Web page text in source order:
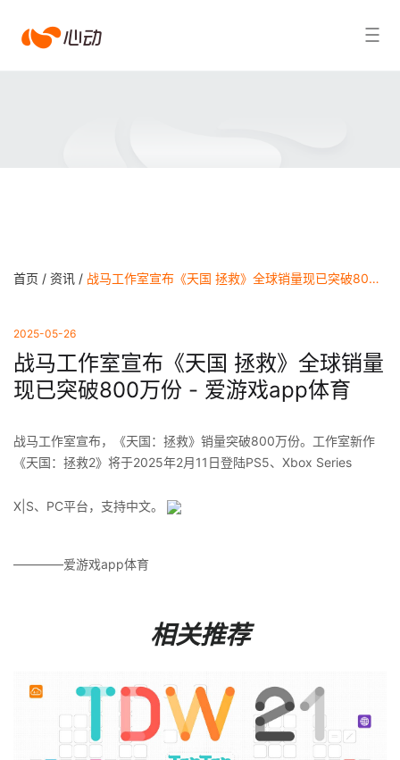
爱搜索结果
首页 / 资讯 / 战马工作室宣布《天国 拯救》全球销量现已突破800万份 - 爱游戏app体育
2025-05-26
战马工作室宣布《天国 拯救》全球销量
现已突破800万份 - 爱游戏app体育
战马工作室宣布，《天国：拯救》销量突破800万份。工作室新作
《天国：拯救2》将于2025年2月11日登陆PS5、Xbox Series
X|S、PC平台，支持中文。 ​​​
————爱游戏app体育
相关推荐